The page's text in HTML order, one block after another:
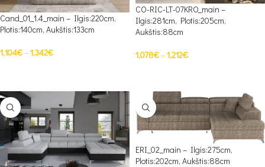
Cand_01_1.4_main – Ilgis:220cm,
Plotis:140cm, Aukštis:133cm
1,104€–1,342€
CO-RIC-LT-07KRO_main –
Ilgis:281cm, Plotis:205cm,
Aukštis:88cm
1,078€–1,212€
ERI_02_main – Ilgis:275cm,
Plotis:202cm, Aukštis:88cm